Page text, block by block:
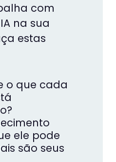
com
na sua
estas
o que cada
ele pode
são seus